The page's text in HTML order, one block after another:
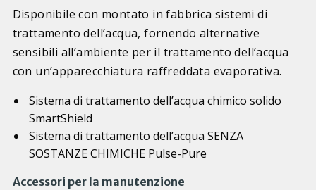
Disponibile con montato in fabbrica sistemi di
trattamento dell’acqua, fornendo alternative
sensibili all’ambiente per il trattamento dell’acqua
con un’apparecchiatura raffreddata evaporativa.
Sistema di trattamento dell’acqua chimico solido
SmartShield
Sistema di trattamento dell’acqua SENZA
SOSTANZE CHIMICHE Pulse-Pure
Accessori per la manutenzione